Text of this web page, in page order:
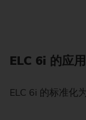
ELC 6i 的应
ELC 6i 的标准化